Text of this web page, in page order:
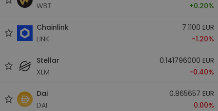
WBT
+0.20%
Chainlink
LINK
7.1100 EUR
-1.20%
Stellar
XLM
0.141796000 EUR
-0.40%
Dai
DAI
0.865657 EUR
0.00%